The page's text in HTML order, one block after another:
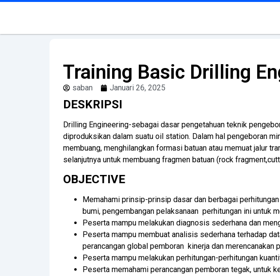
Training Basic Drilling
saban Januari 26, 2025
DESKRIPSI
Drilling Engineering-sebagai dasar pengetahuan teknik
diproduksikan dalam suatu oil station. Dalam hal pengeboran
membuang, menghilangkan formasi batuan atau memuat jalur
selanjutnya untuk membuang fragmen batuan (rock
OBJECTIVE
Memahami prinsip-prinsip dasar dan berbagai
bumi, pengembangan pelaksanaan perhitungan ini untuk
Peserta mampu melakukan diagnosis sederhana dan
Peserta mampu membuat analisis sederhana terhadap
perancangan global pemboran kinerja dan merencanakan
Peserta mampu melakukan perhitungan-perhitungan
Peserta memahami perancangan pemboran tegak, untuk